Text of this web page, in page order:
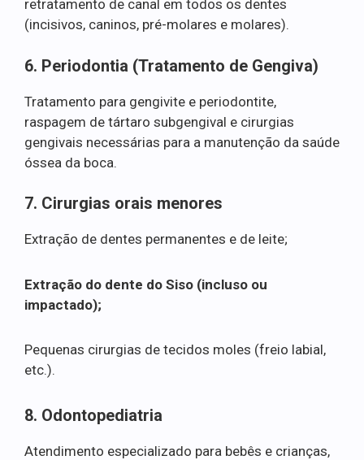
retratamento de canal em todos os dentes
(incisivos, caninos, pré-molares e molares).
6. Periodontia (Tratamento de Gengiva)
Tratamento para gengivite e periodontite,
raspagem de tártaro subgengival e cirurgias
gengivais necessárias para a manutenção da saúde
óssea da boca.
7. Cirurgias orais menores
Extração de dentes permanentes e de leite;
Extração do dente do Siso (incluso ou
impactado);
Pequenas cirurgias de tecidos moles (freio labial,
etc.).
8. Odontopediatria
Atendimento especializado para bebês e crianças,